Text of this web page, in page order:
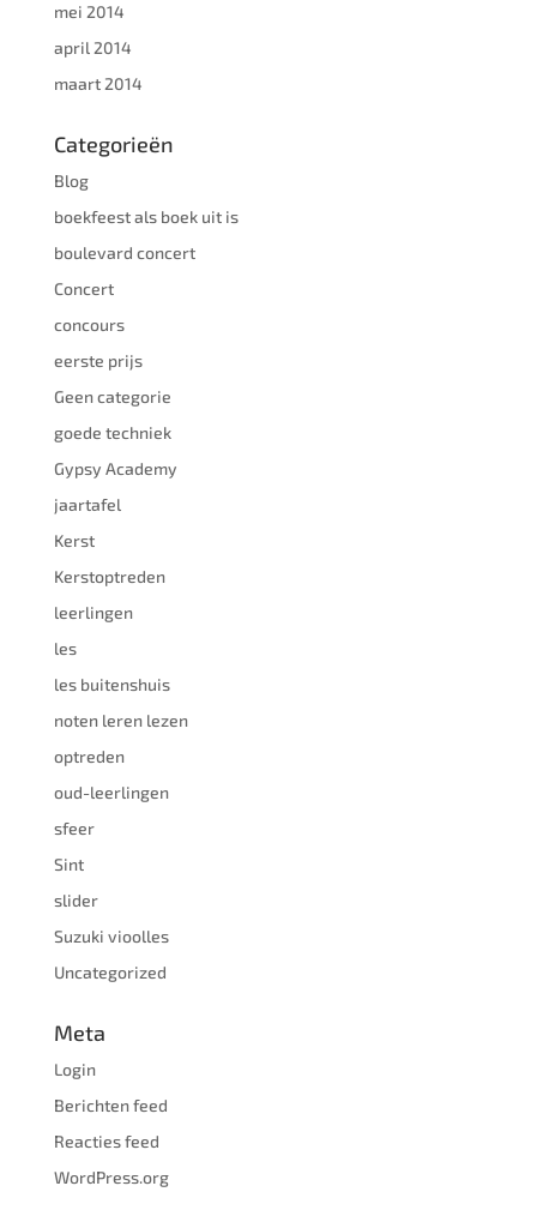
mei 2014
april 2014
maart 2014
Categorieën
Blog
boekfeest als boek uit is
boulevard concert
Concert
concours
eerste prijs
Geen categorie
goede techniek
Gypsy Academy
jaartafel
Kerst
Kerstoptreden
leerlingen
les
les buitenshuis
noten leren lezen
optreden
oud-leerlingen
sfeer
Sint
slider
Suzuki vioolles
Uncategorized
Meta
Login
Berichten feed
Reacties feed
WordPress.org